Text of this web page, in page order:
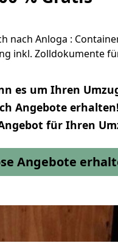
nach Anloga :
inkl. Zolldokumente
es um Ihren
Angebote erhalten!
für Ihren
Angebote